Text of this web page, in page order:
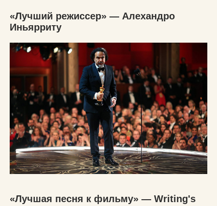
«Лучший режиссер» — Алехандро
Иньярриту
«Лучшая песня к фильму» — Writing's